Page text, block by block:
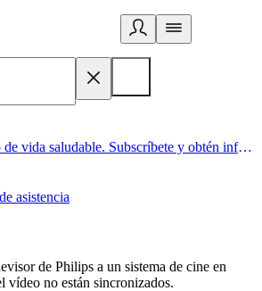
Acá comienza un estilo de vida saludable. Subscríbete y obtén información de primera mano
asistencia
de Philips a un sistema de cine en
vídeo no están sincronizados.